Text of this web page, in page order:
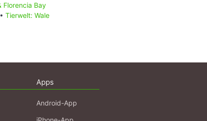
Florencia Bay
Tierwelt: Wale
Apps
Android-App